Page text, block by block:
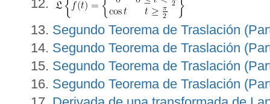
Segundo Teorema de Traslación
Segundo Teorema de Traslación
Segundo Teorema de Traslación
Segundo Teorema de Traslación